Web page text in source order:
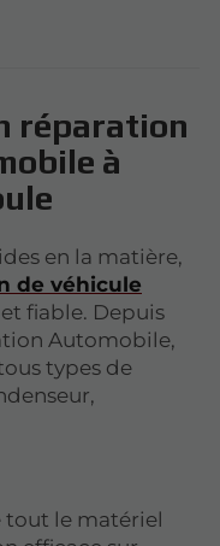
réparation
à
en la matière,
de véhicule
fiable. Depuis
Automobile,
types de
tout le matériel